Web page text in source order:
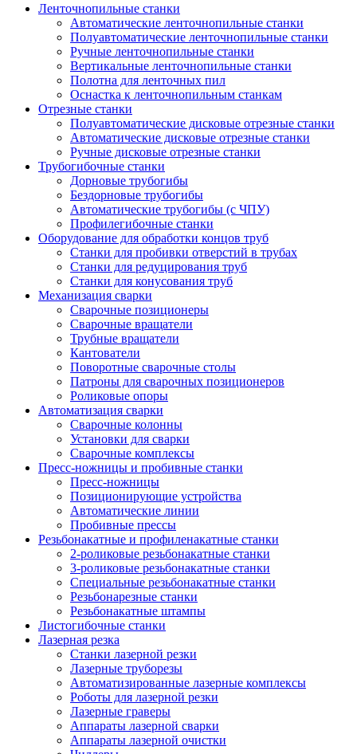
Ленточнопильные станки
Автоматические ленточнопильные станки
Полуавтоматические ленточнопильные станки
Ручные ленточнопильные станки
Вертикальные ленточнопильные станки
Полотна для ленточных пил
Оснастка к ленточнопильным станкам
Отрезные станки
Полуавтоматические дисковые отрезные станки
Автоматические дисковые отрезные станки
Ручные дисковые отрезные станки
Трубогибочные станки
Дорновые трубогибы
Бездорновые трубогибы
Автоматические трубогибы (с ЧПУ)
Профилегибочные станки
Оборудование для обработки концов труб
Станки для пробивки отверстий в трубах
Станки для редуцирования труб
Станки для конусования труб
Механизация сварки
Сварочные позиционеры
Сварочные вращатели
Трубные вращатели
Кантователи
Поворотные сварочные столы
Патроны для сварочных позиционеров
Роликовые опоры
Автоматизация сварки
Сварочные колонны
Установки для сварки
Сварочные комплексы
Пресс-ножницы и пробивные станки
Пресс-ножницы
Позиционирующие устройства
Автоматические линии
Пробивные прессы
Резьбонакатные и профиленакатные станки
2-роликовые резьбонакатные станки
3-роликовые резьбонакатные станки
Специальные резьбонакатные станки
Резьбонарезные станки
Резьбонакатные штампы
Листогибочные станки
Лазерная резка
Станки лазерной резки
Лазерные труборезы
Автоматизированные лазерные комплексы
Роботы для лазерной резки
Лазерные граверы
Аппараты лазерной сварки
Аппараты лазерной очистки